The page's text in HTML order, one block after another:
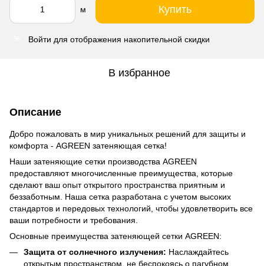
м Купить
Войти для отображения накопительной скидки
В избранное
Описание
Добро пожаловать в мир уникальных решений для защиты и
комфорта - AGREEN затеняющая сетка!
Наши затеняющие сетки производства AGREEN
предоставляют многочисленные преимущества, которые
сделают ваш опыт открытого пространства приятным и
беззаботным. Наша сетка разработана с учетом высоких
стандартов и передовых технологий, чтобы удовлетворить все
ваши потребности и требования.
Основные преимущества затеняющей сетки AGREEN:
Защита от солнечного излучения: Наслаждайтесь
открытым пространством, не беспокоясь о пагубном